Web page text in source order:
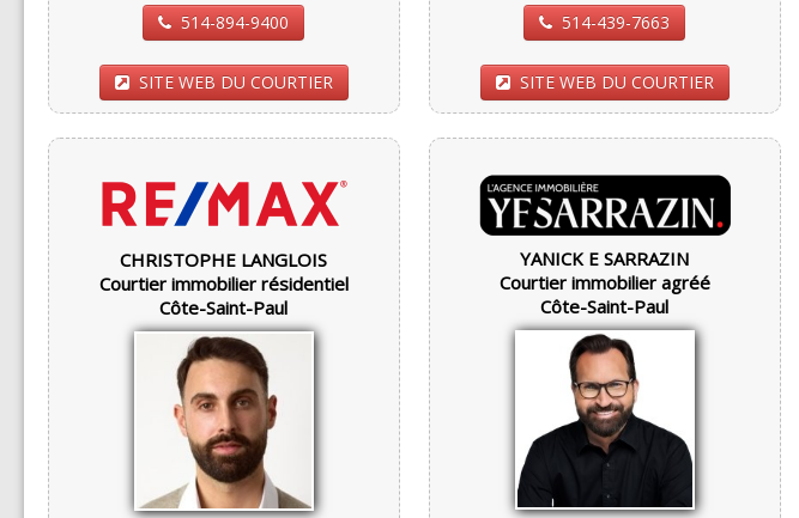
514-894-9400
SITE WEB DU COURTIER
514-439-7663
SITE WEB DU COURTIER
CHRISTOPHE LANGLOIS
Courtier immobilier résidentiel
Côte-Saint-Paul
YANICK E SARRAZIN
Courtier immobilier agréé
Côte-Saint-Paul